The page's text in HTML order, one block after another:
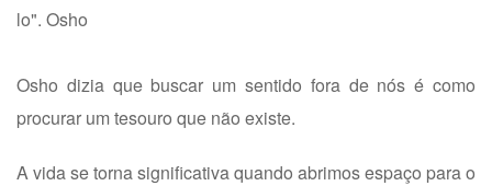
lo". Osho
Osho dizia que buscar um sentido fora de nós é como
procurar um tesouro que não existe.
A vida se torna significativa quando abrimos espaço para o